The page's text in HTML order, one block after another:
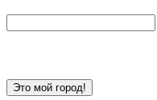
Это мой город!